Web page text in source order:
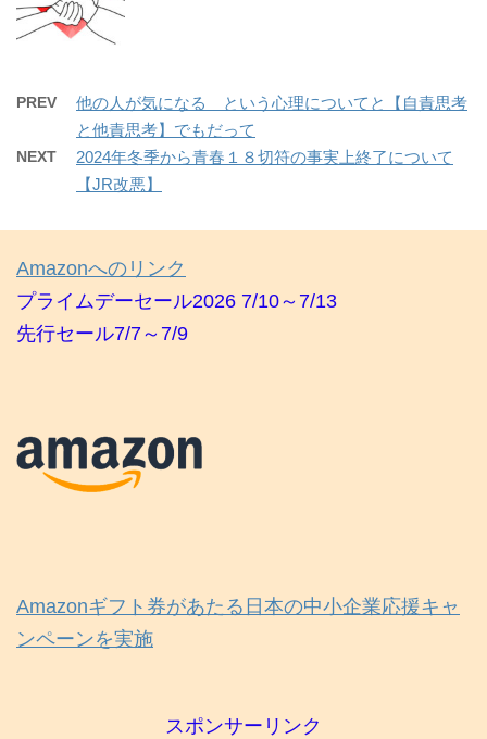
PREV
他の人が気になる という心理についてと【自責思考
と他責思考】でもだって
NEXT
2024年冬季から青春１８切符の事実上終了について
【JR改悪】
Amazonへのリンク
プライムデーセール2026 7/10～7/13
先行セール7/7～7/9
Amazonギフト券があたる日本の中小企業応援キャ
ンペーンを実施
スポンサーリンク